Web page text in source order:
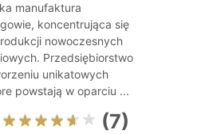
manufaktura
koncentrująca się
nowoczesnych
Przedsiębiorstwo
unikatowych
powstają w oparciu ...
(7)